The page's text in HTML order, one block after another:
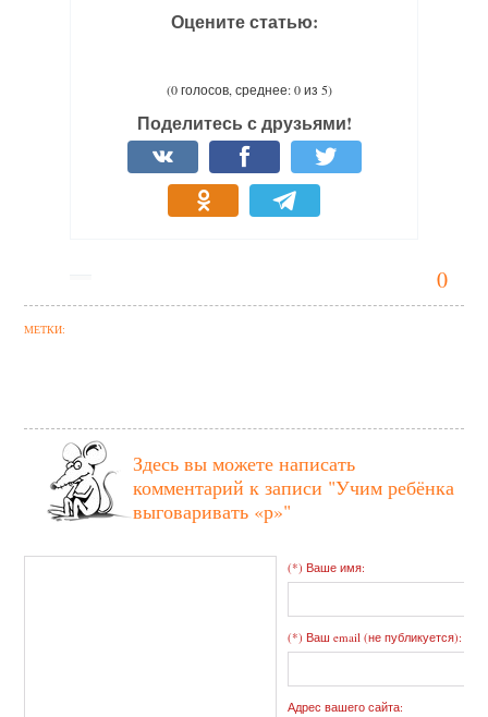
0
Оцените статью:
(0 голосов, среднее: 0 из 5)
Поделитесь с друзьями!
МЕТКИ:
Здесь вы можете написать
комментарий к записи "Учим ребёнка
выговаривать «р»"
(*) Ваше имя:
(*) Ваш email (не публикуется):
Адрес вашего сайта: